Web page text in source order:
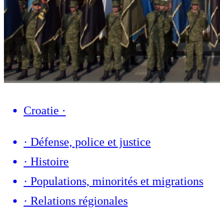
Croatie ·
· Défense, police et justice
· Histoire
· Populations, minorités et migrations
· Relations régionales